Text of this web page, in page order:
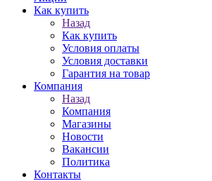
Как купить
Назад
Как купить
Условия оплаты
Условия доставки
Гарантия на товар
Компания
Назад
Компания
Магазины
Новости
Вакансии
Политика
Контакты